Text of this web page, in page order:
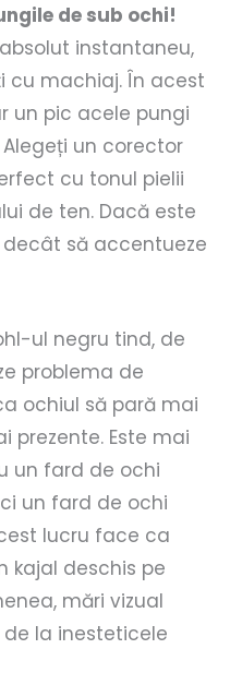
de sub ochi!
instantaneu,
cu machiaj. În acest
un pic acele pungi
un corector
cu tonul pielii
de ten. Dacă este
să accentueze
ul negru tind, de
problema de
ochiul să pară mai
prezente. Este mai
un fard de ochi
un fard de ochi
lucru face ca
kajal deschis pe
mări vizual
la inesteticele